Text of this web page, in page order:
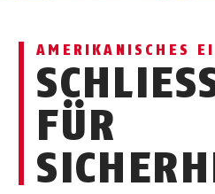
AMERIKANISCHES
ÜR S